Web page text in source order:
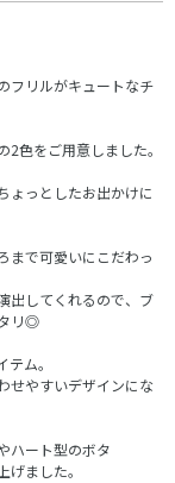
フリルがキュートなチ
色をご用意しました。
ょっとしたお出かけに
まで可愛いにこだわっ
出してくれるので、ブ
リ◎
ム。
せやすいデザインにな
ハート型のボタ
ました。